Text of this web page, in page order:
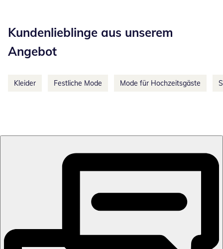
Kundenlieblinge aus unserem
Angebot
Kleider Festliche Mode Mode für Hochzeitsgäste